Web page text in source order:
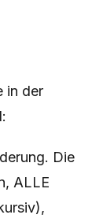
in der
Die
ALLE